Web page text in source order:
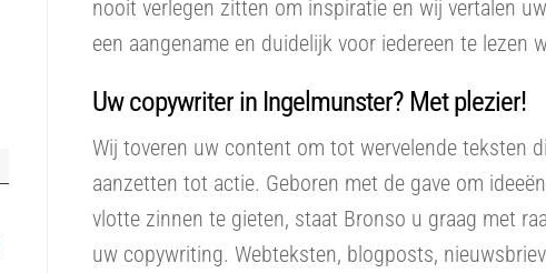
nooit verlegen zitten om inspiratie en wij vertalen
een aangename en duidelijk voor iedereen te lezen
Uw copywriter in Ingelmunster? Met plezier!
Wij toveren uw content om tot wervelende teksten
aanzetten tot actie. Geboren met de gave om
vlotte zinnen te gieten, staat Bronso u graag met
uw copywriting. Webteksten, blogposts,